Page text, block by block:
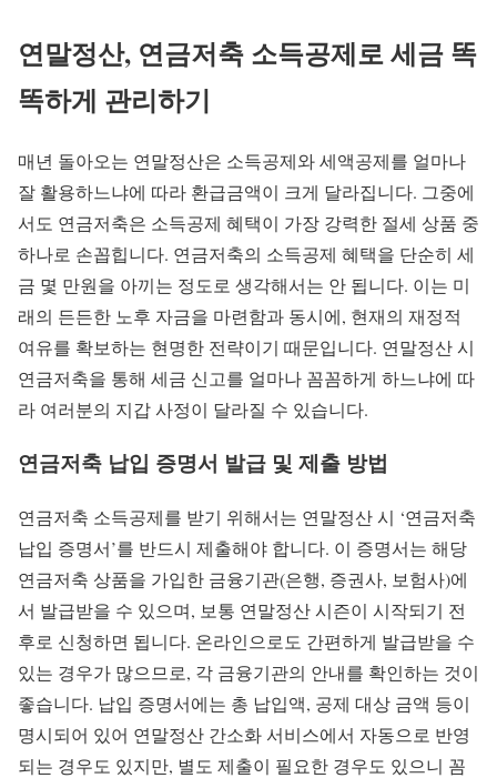
연말정산, 연금저축 소득공제로 세금 똑
똑하게 관리하기
매년 돌아오는 연말정산은 소득공제와 세액공제를 얼마나
잘 활용하느냐에 따라 환급금액이 크게 달라집니다. 그중에
서도 연금저축은 소득공제 혜택이 가장 강력한 절세 상품 중
하나로 손꼽힙니다. 연금저축의 소득공제 혜택을 단순히 세
금 몇 만원을 아끼는 정도로 생각해서는 안 됩니다. 이는 미
래의 든든한 노후 자금을 마련함과 동시에, 현재의 재정적
여유를 확보하는 현명한 전략이기 때문입니다. 연말정산 시
연금저축을 통해 세금 신고를 얼마나 꼼꼼하게 하느냐에 따
라 여러분의 지갑 사정이 달라질 수 있습니다.
연금저축 납입 증명서 발급 및 제출 방법
연금저축 소득공제를 받기 위해서는 연말정산 시 ‘연금저축
납입 증명서’를 반드시 제출해야 합니다. 이 증명서는 해당
연금저축 상품을 가입한 금융기관(은행, 증권사, 보험사)에
서 발급받을 수 있으며, 보통 연말정산 시즌이 시작되기 전
후로 신청하면 됩니다. 온라인으로도 간편하게 발급받을 수
있는 경우가 많으므로, 각 금융기관의 안내를 확인하는 것이
좋습니다. 납입 증명서에는 총 납입액, 공제 대상 금액 등이
명시되어 있어 연말정산 간소화 서비스에서 자동으로 반영
되는 경우도 있지만, 별도 제출이 필요한 경우도 있으니 꼼